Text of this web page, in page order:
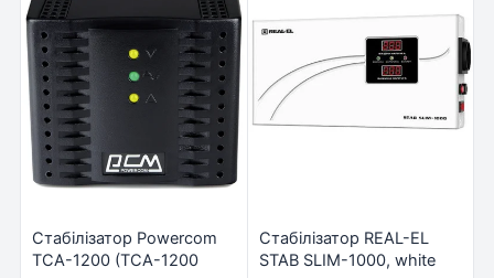
Стабілізатор Powercom
TCA-1200 (TCA-1200
Стабілізатор REAL-EL
STAB SLIM-1000, white